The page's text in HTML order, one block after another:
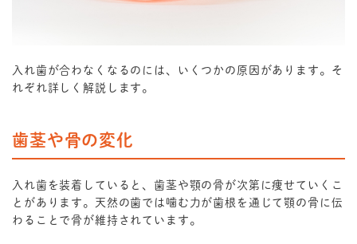
入れ歯が合わなくなるのには、いくつかの原因があります。そ
れぞれ詳しく解説します。
歯茎や骨の変化
入れ歯を装着していると、歯茎や顎の骨が次第に痩せていくこ
とがあります。天然の歯では噛む力が歯根を通じて顎の骨に伝
わることで骨が維持されています。